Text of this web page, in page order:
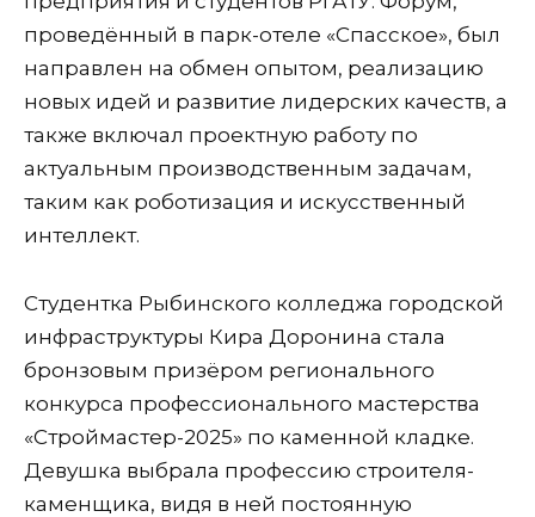
проведённый в парк-отеле «Спасское», был
направлен на обмен опытом, реализацию
новых идей и развитие лидерских качеств, а
также включал проектную работу по
актуальным производственным задачам,
таким как роботизация и искусственный
интеллект.
Студентка Рыбинского колледжа городской
инфраструктуры Кира Доронина стала
бронзовым призёром регионального
конкурса профессионального мастерства
«Строймастер-2025» по каменной кладке.
Девушка выбрала профессию строителя-
каменщика, видя в ней постоянную